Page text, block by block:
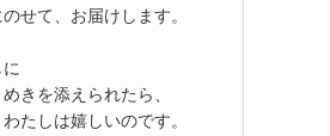
せて、お届けします。
きを添えられたら、
たしは嬉しいのです。